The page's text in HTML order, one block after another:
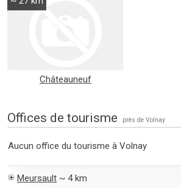
Châteauneuf
Offices de tourisme près de Volnay
Aucun office du tourisme à Volnay
Meursault ~ 4 km